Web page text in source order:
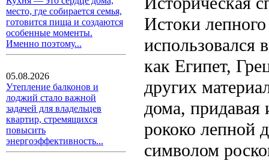
место, где собирается семья,
готовится пища и создаются
особенные моменты.
Именно поэтому...
05.08.2026
Утепление балконов и
лоджий стало важной
задачей для владельцев
квартир, стремящихся
повысить
энергоэффективность...
Истоки
использовался
как Египет,
других
дома, придавая
рококо лепной
символом